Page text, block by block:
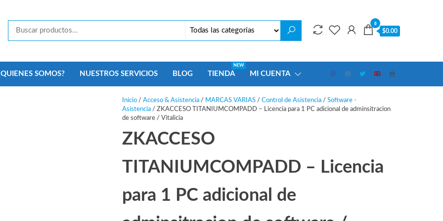
Security
Monterrey
0
$0.00
SOMOS? NUESTROS SERVICIOS BLOG TIENDA
NEW
MI CUENTA
Inicio/ Acceso & Asistencia/ MARCAS VARIAS/ Control de Asistencia/ Software -
Asistencia/ ZKACCESO TITANIUMCOMPADD – Licencia para 1 PC adicional de adminsitracion
de software / Vitalicia
ZKACCESO
TITANIUMCOMPADD – Licencia
para 1 PC adicional de